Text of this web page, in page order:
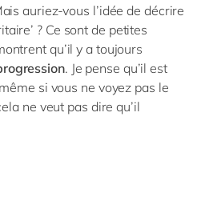
auriez-vous l’idée de décrire
? Ce sont de petites
qu’il y a toujours
. Je pense qu’il est
si vous ne voyez pas le
ne veut pas dire qu’il